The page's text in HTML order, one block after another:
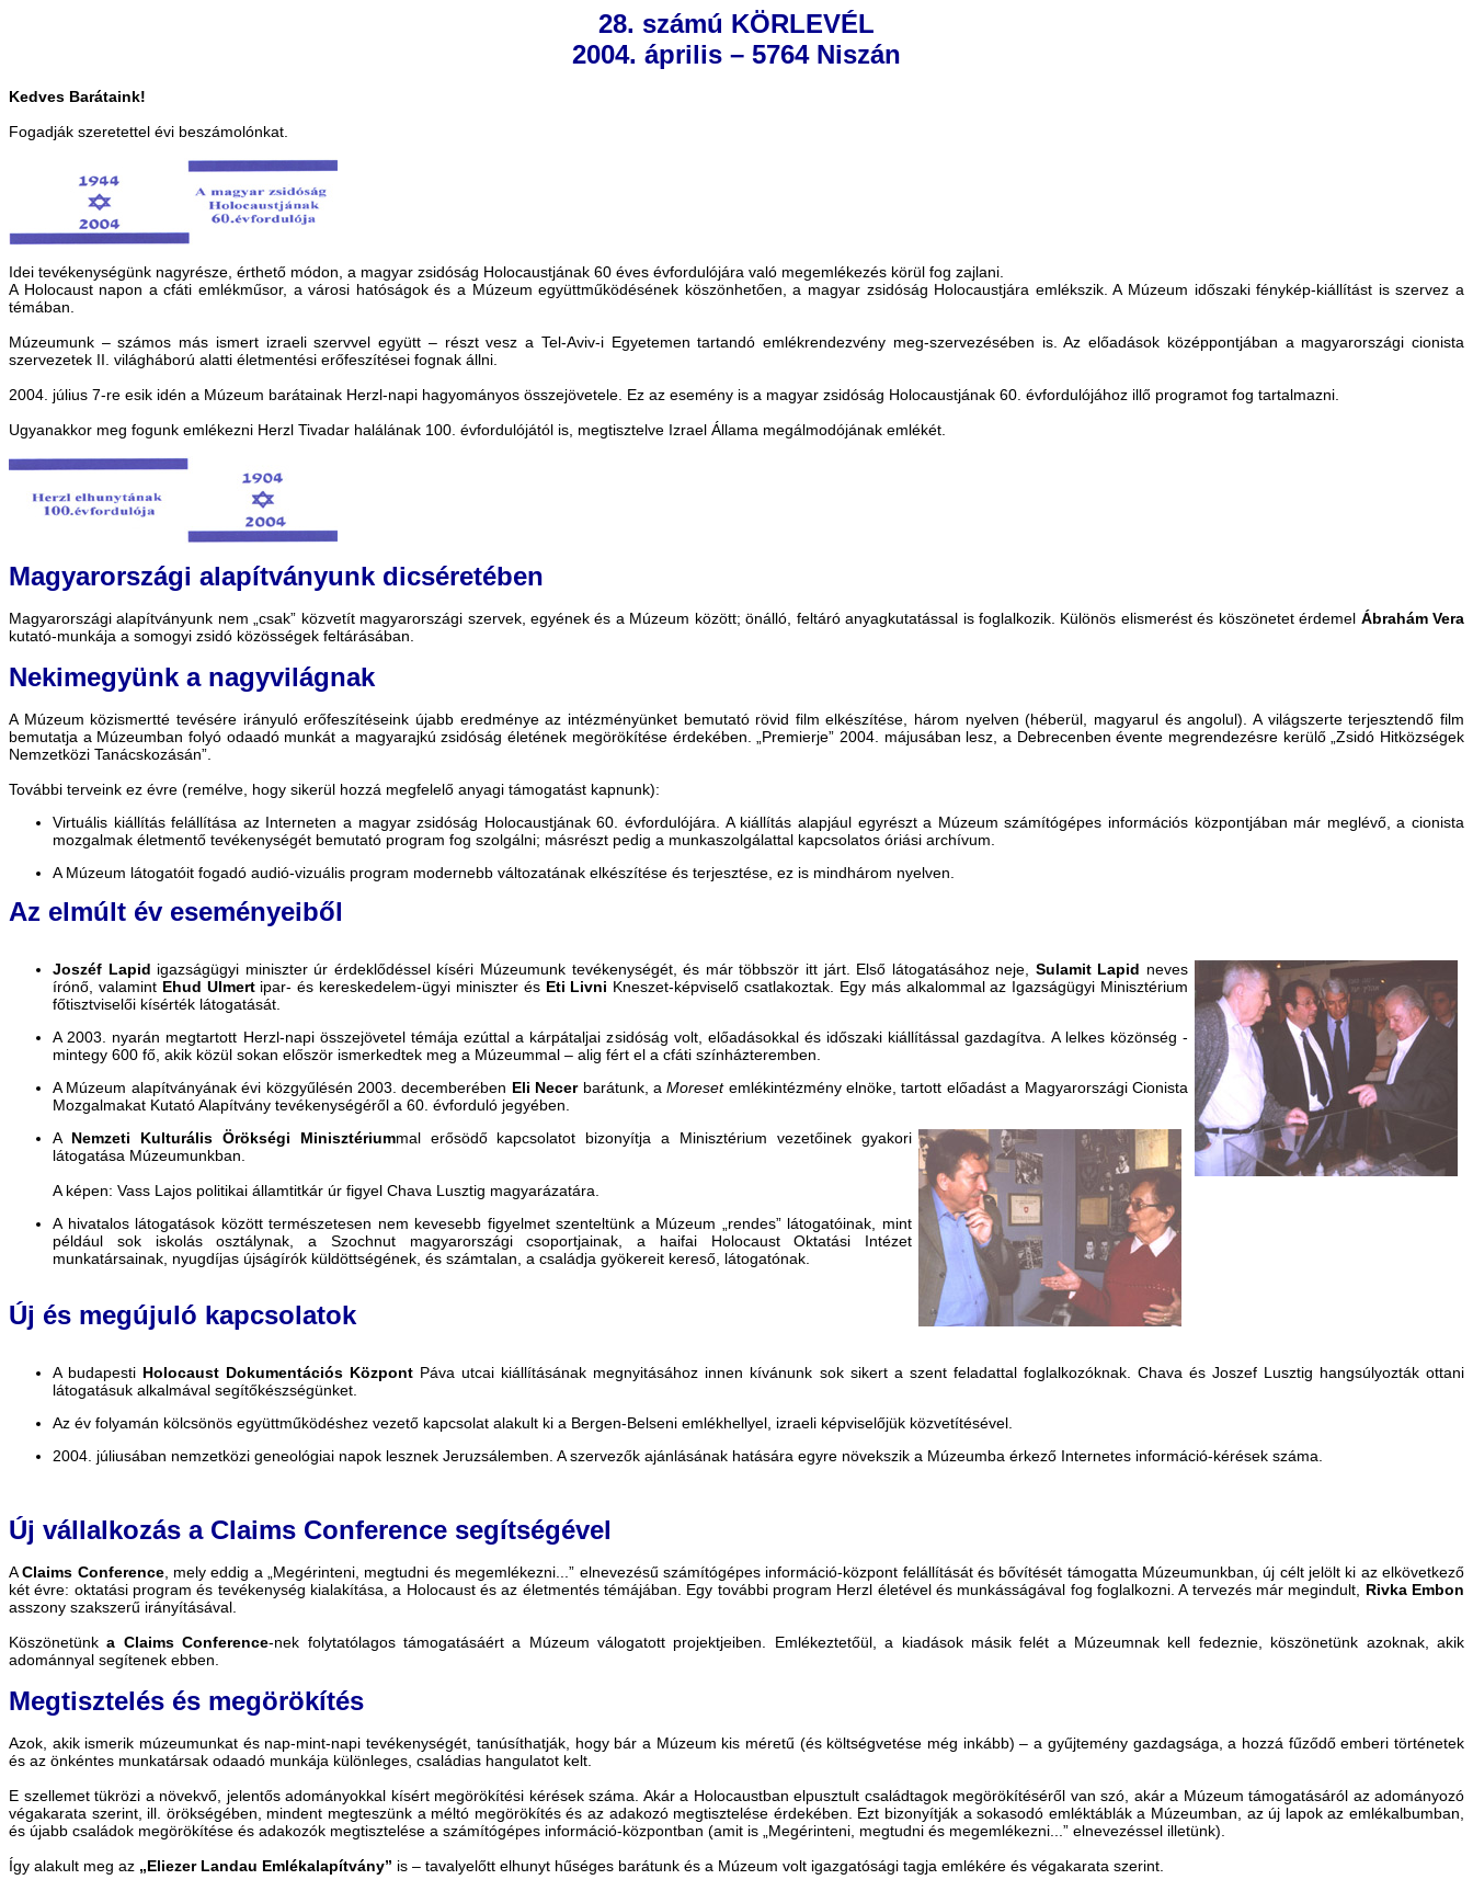
28. számú KÖRLEVÉL
2004. április – 5764 Niszán
Kedves Barátaink!
Fogadják szeretettel évi beszámolónkat.
Idei tevékenységünk nagyrésze, érthető módon, a magyar zsidóság Holocaustjának 60 éves évfordulójára való megemlékezés körül fog zajlani.
A Holocaust napon a cfáti emlékműsor, a városi hatóságok és a Múzeum együttműködésének köszönhetően, a magyar zsidóság Holocaustjára emlékszik. A Múzeum időszaki fénykép-kiállítást is szervez a
témában.
Múzeumunk – számos más ismert izraeli szervvel együtt – részt vesz a Tel-Aviv-i Egyetemen tartandó emlékrendezvény meg-szervezésében is. Az előadások középpontjában a magyarországi cionista
szervezetek II. világháború alatti életmentési erőfeszítései fognak állni.
2004. július 7-re esik idén a Múzeum barátainak Herzl-napi hagyományos összejövetele. Ez az esemény is a magyar zsidóság Holocaustjának 60. évfordulójához illő programot fog tartalmazni.
Ugyanakkor meg fogunk emlékezni Herzl Tivadar halálának 100. évfordulójától is, megtisztelve Izrael Állama megálmodójának emlékét.
Magyarországi alapítványunk dicséretében
Magyarországi alapítványunk nem „csak” közvetít magyarországi szervek, egyének és a Múzeum között; önálló, feltáró anyagkutatással is foglalkozik. Különös elismerést és köszönetet érdemel Ábrahám Vera
kutató-munkája a somogyi zsidó közösségek feltárásában.
Nekimegyünk a nagyvilágnak
A Múzeum közismertté tevésére irányuló erőfeszítéseink újabb eredménye az intézményünket bemutató rövid film elkészítése, három nyelven (héberül, magyarul és angolul). A világszerte terjesztendő film
bemutatja a Múzeumban folyó odaadó munkát a magyarajkú zsidóság életének megörökítése érdekében. „Premierje” 2004. májusában lesz, a Debrecenben évente megrendezésre kerülő „Zsidó Hitközségek
Nemzetközi Tanácskozásán”.
További terveink ez évre (remélve, hogy sikerül hozzá megfelelő anyagi támogatást kapnunk):
Virtuális kiállítás felállítása az Interneten a magyar zsidóság Holocaustjának 60. évfordulójára. A kiállítás alapjául egyrészt a Múzeum számítógépes információs központjában már meglévő, a cionista
mozgalmak életmentő tevékenységét bemutató program fog szolgálni; másrészt pedig a munkaszolgálattal kapcsolatos óriási archívum.
A Múzeum látogatóit fogadó audió-vizuális program modernebb változatának elkészítése és terjesztése, ez is mindhárom nyelven.
Az elmúlt év eseményeiből
Joszéf Lapid igazságügyi miniszter úr érdeklődéssel kíséri Múzeumunk tevékenységét, és már többször itt járt. Első látogatásához neje, Sulamit Lapid neves
írónő, valamint Ehud Ulmert ipar- és kereskedelem-ügyi miniszter és Eti Livni Kneszet-képviselő csatlakoztak. Egy más alkalommal az Igazságügyi Minisztérium
főtisztviselői kísérték látogatását.
A 2003. nyarán megtartott Herzl-napi összejövetel témája ezúttal a kárpátaljai zsidóság volt, előadásokkal és időszaki kiállítással gazdagítva. A lelkes közönség -
mintegy 600 fő, akik közül sokan először ismerkedtek meg a Múzeummal – alig fért el a cfáti színházteremben.
A Múzeum alapítványának évi közgyűlésén 2003. decemberében Eli Necerbarátunk, aMoresetemlékintézmény elnöke, tartott előadást a Magyarországi Cionista
Mozgalmakat Kutató Alapítvány tevékenységéről a 60. évforduló jegyében.
A Nemzeti Kulturális Örökségi Minisztériummal erősödő kapcsolatot bizonyítja a Minisztérium vezetőinek gyakori
látogatása Múzeumunkban.
A képen: Vass Lajos politikai államtitkár úr figyel Chava Lusztig magyarázatára.
A hivatalos látogatások között természetesen nem kevesebb figyelmet szenteltünk a Múzeum „rendes” látogatóinak, mint
például sok iskolás osztálynak, a Szochnut magyarországi csoportjainak, a haifai Holocaust Oktatási Intézet
munkatársainak, nyugdíjas újságírók küldöttségének, és számtalan, a családja gyökereit kereső, látogatónak.
Új és megújuló kapcsolatok
A budapesti Holocaust Dokumentációs Központ Páva utcai kiállításának megnyitásához innen kívánunk sok sikert a szent feladattal foglalkozóknak. Chava és Joszef Lusztig hangsúlyozták ottani
látogatásuk alkalmával segítőkészségünket.
Az év folyamán kölcsönös együttműködéshez vezető kapcsolat alakult ki a Bergen-Belseni emlékhellyel, izraeli képviselőjük közvetítésével.
2004. júliusában nemzetközi geneológiai napok lesznek Jeruzsálemben. A szervezők ajánlásának hatására egyre növekszik a Múzeumba érkező Internetes információ-kérések száma.
Új vállalkozás a Claims Conference segítségével
AClaims Conference, mely eddig a „Megérinteni, megtudni és megemlékezni...” elnevezésű számítógépes információ-központ felállítását és bővítését támogatta Múzeumunkban, új célt jelölt ki az elkövetkező
két évre: oktatási program és tevékenység kialakítása, a Holocaust és az életmentés témájában. Egy további program Herzl életével és munkásságával fog foglalkozni. A tervezés már megindult, Rivka Embon
asszony szakszerű irányításával.
Köszönetünka Claims Conference-nek folytatólagos támogatásáért a Múzeum válogatott projektjeiben. Emlékeztetőül, a kiadások másik felét a Múzeumnak kell fedeznie, köszönetünk azoknak, akik
adománnyal segítenek ebben.
Megtisztelés és megörökítés
Azok, akik ismerik múzeumunkat és nap-mint-napi tevékenységét, tanúsíthatják, hogy bár a Múzeum kis méretű (és költségvetése még inkább) – a gyűjtemény gazdagsága, a hozzá fűződő emberi történetek
és az önkéntes munkatársak odaadó munkája különleges, családias hangulatot kelt.
E szellemet tükrözi a növekvő, jelentős adományokkal kísért megörökítési kérések száma. Akár a Holocaustban elpusztult családtagok megörökítéséről van szó, akár a Múzeum támogatásáról az adományozó
végakarata szerint, ill. örökségében, mindent megteszünk a méltó megörökítés és az adakozó megtisztelése érdekében. Ezt bizonyítják a sokasodó emléktáblák a Múzeumban, az új lapok az emlékalbumban,
és újabb családok megörökítése és adakozók megtisztelése a számítógépes információ-központban (amit is „Megérinteni, megtudni és megemlékezni...” elnevezéssel illetünk).
Így alakult meg az „Eliezer Landau Emlékalapítvány” is – tavalyelőtt elhunyt hűséges barátunk és a Múzeum volt igazgatósági tagja emlékére és végakarata szerint.